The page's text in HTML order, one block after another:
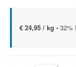
€ 24,95 / kg - 32%